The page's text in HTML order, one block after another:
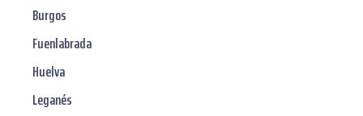
Burgos
Fuenlabrada
Huelva
Leganés